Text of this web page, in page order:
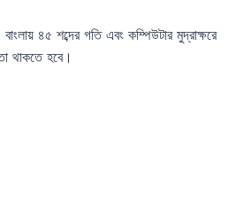
৪৫ শব্দের গতি এবং কম্পিউটার মুদ্রাক্ষরে
থাকতে হবে।